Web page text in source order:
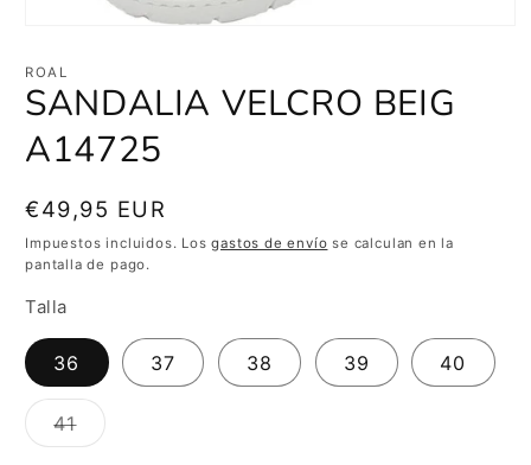
multimedia
1
en
una
ventana
modal
ROAL
SANDALIA VELCRO BEIG
A14725
Precio
habitual
€49,95 EUR
Impuestos incluidos. Losgastos de envío se calculan en la
pantalla de pago.
Talla
36 37 38 39 40
41Variante
agotada